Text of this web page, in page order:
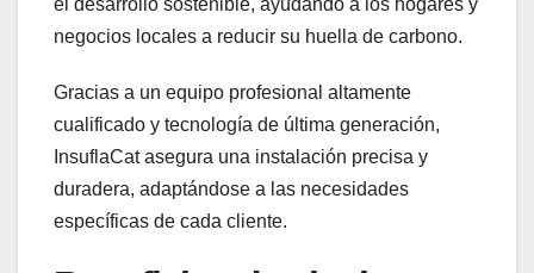
el desarrollo sostenible, ayudando a los hogares y
negocios locales a reducir su huella de carbono.
Gracias a un equipo profesional altamente
cualificado y tecnología de última generación,
InsuflaCat asegura una instalación precisa y
duradera, adaptándose a las necesidades
específicas de cada cliente.